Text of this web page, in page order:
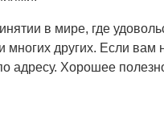
в мире, где
других. Если вам
адресу. Хорошее